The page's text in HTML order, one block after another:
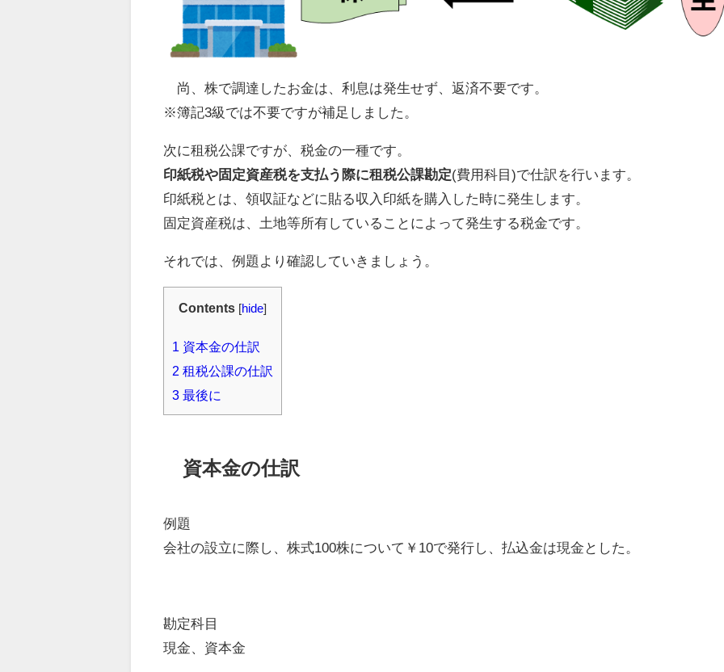
尚、株で調達したお金は、利息は発生せず、返済不要です。
※簿記3級では不要ですが補足しました。
次に租税公課ですが、税金の一種です。
印紙税や固定資産税を支払う際に租税公課勘定(費用科目)で仕訳を行います。
印紙税とは、領収証などに貼る収入印紙を購入した時に発生します。
固定資産税は、土地等所有していることによって発生する税金です。
それでは、例題より確認していきましょう。
Contents hide
1 資本金の仕訳
2 租税公課の仕訳
3 最後に
資本金の仕訳
例題
会社の設立に際し、株式100株について￥10で発行し、払込金は現金とした。
勘定科目
現金、資本金